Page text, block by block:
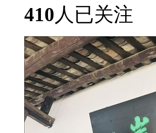
410 人已关注